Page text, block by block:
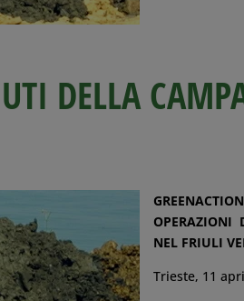
DELLA
OPERAZIONI
NEL FRIULI
Trieste, 11